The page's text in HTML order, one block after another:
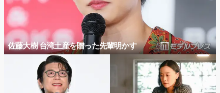
佐藤大樹 台湾土産を贈った先輩明かす